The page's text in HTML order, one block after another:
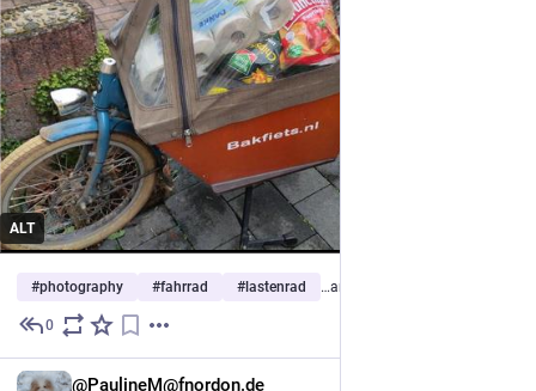
ALT
#photography #fahrrad # lastenrad …and 1 more
0
@PaulineM@fnordon.de